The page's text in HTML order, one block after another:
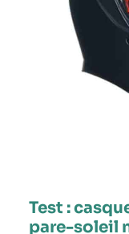
Test :
pare-soleil